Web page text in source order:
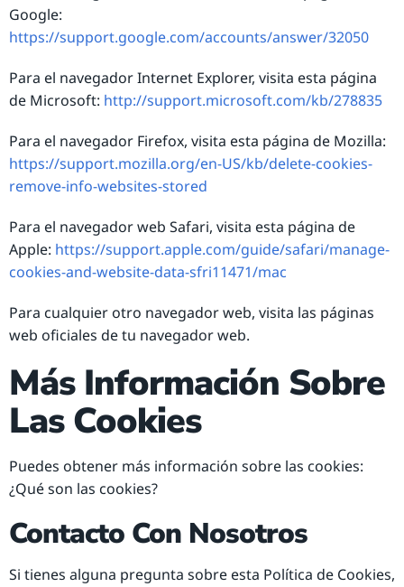
Google:
https://support.google.com/accounts/answer/32050
Para el navegador Internet Explorer, visita esta página
de Microsoft: http://support.microsoft.com/kb/278835
Para el navegador Firefox, visita esta página de Mozilla:
https://support.mozilla.org/en-US/kb/delete-cookies-
remove-info-websites-stored
Para el navegador web Safari, visita esta página de
Apple: https://support.apple.com/guide/safari/manage-
cookies-and-website-data-sfri11471/mac
Para cualquier otro navegador web, visita las páginas
web oficiales de tu navegador web.
Más Información Sobre
Las Cookies
Puedes obtener más información sobre las cookies:
¿Qué son las cookies?
Contacto Con Nosotros
Si tienes alguna pregunta sobre esta Política de Cookies,